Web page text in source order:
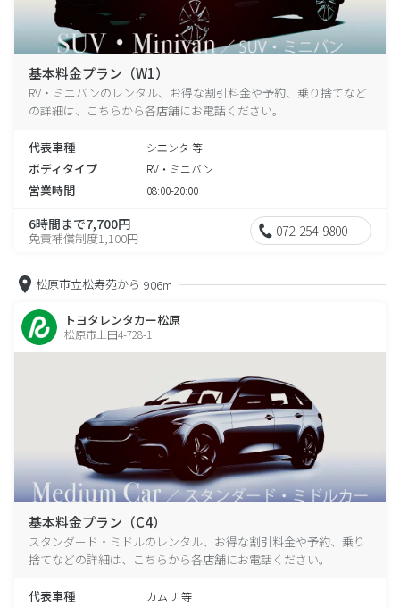
基本料金プラン（W1）
RV・ミニバンのレンタル、お得な割引料金や予約、乗り捨てなど
の詳細は、こちらから各店舗にお電話ください。
代表車種 シエンタ 等
ボディタイプ RV・ミニバン
営業時間 08:00-20:00
6時間まで7,700円
免責補償制度1,100円 072-254-9800
松原市立松寿苑から 906m
トヨタレンタカー松原
松原市上田4-728-1
基本料金プラン（C4）
スタンダード・ミドルのレンタル、お得な割引料金や予約、乗り
捨てなどの詳細は、こちらから各店舗にお電話ください。
代表車種 カムリ 等